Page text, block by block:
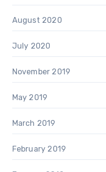
August 2020
July 2020
November 2019
May 2019
March 2019
February 2019